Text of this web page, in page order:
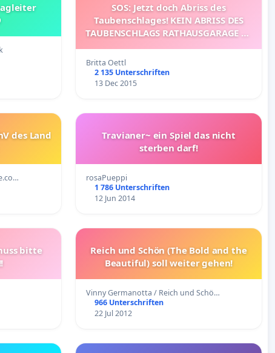
SOS: Jetzt doch Abriss des
Taubenschlages! KEIN ABRISS DES
TAUBENSCHLAGS RATHAUSGARAGE IN
Britta Oettl
2 135 Unterschriften
13 Dec 2015
des Land
Travianer~ ein Spiel das nicht
sterben darf!
rosaPueppi
1 786 Unterschriften
12 Jun 2014
bitte
Reich und Schön (The Bold and the
Beautiful) soll weiter gehen!
Vinny Germanotta / Reich und Schö…
966 Unterschriften
22 Jul 2012